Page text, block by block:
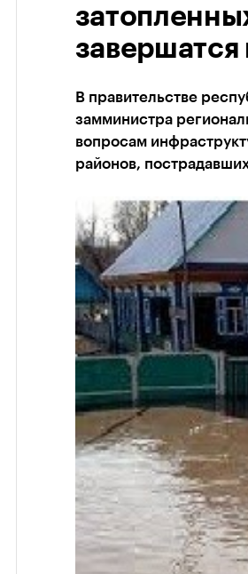
завершатся
В правительстве
замминистра
вопросам
районов,